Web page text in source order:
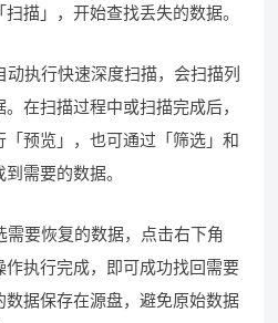
描」，开始查找丢失的数据。
执行快速深度扫描，会扫描列
在扫描过程中或扫描完成后，
预览」，也可通过「筛选」和
需要的数据。
需要恢复的数据，点击右下角
作执行完成，即可成功找回需要
据保存在源盘，避免原始数据